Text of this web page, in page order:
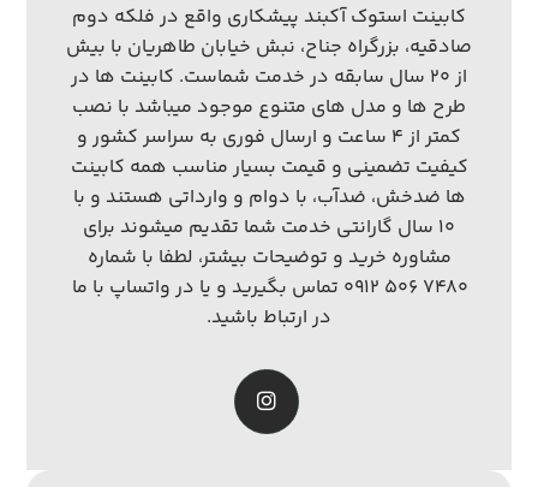
کابینت استوک آکبند پیشکاری واقع در فلکه دوم
صادقیه، بزرگراه جناح، نبش خیابان طاهریان با بیش
از ۲۰ سال سابقه در خدمت شماست. کابینت ها در
طرح ها و مدل های متنوع موجود میباشد با نصب
کمتر از ۴ ساعت و ارسال فوری به سراسر کشور و
کیفیت تضمینی و قیمت بسیار مناسب همه کابینت
ها ضدخش، ضدآب، با دوام و وارداتی هستند و با
۱۰ سال گارانتی خدمت شما تقدیم میشوند برای
مشاوره خرید و توضیحات بیشتر، لطفا با شماره
۷۴۸۰ ۵۰۶ ۰۹۱۲ تماس بگیرید و یا در واتساپ با ما
در ارتباط باشید.